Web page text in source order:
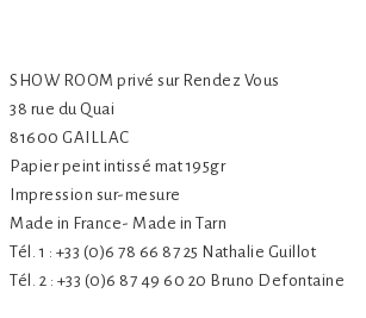
SHOW ROOM privé sur Rendez Vous
38 rue du Quai
81600 GAILLAC
Papier peint intissé mat 195gr
Impression sur-mesure
Made in France- Made in Tarn
Tél. 1 : +33 (0)6 78 66 87 25 Nathalie Guillot
Tél. 2 : +33 (0)6 87 49 60 20 Bruno Defontaine